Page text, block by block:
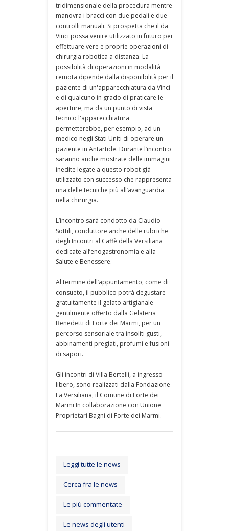
tridimensionale della procedura mentre
manovra i bracci con due pedali e due
controlli manuali. Si prospetta che il da
Vinci possa venire utilizzato in futuro per
effettuare vere e proprie operazioni di
chirurgia robotica a distanza. La
possibilità di operazioni in modalità
remota dipende dalla disponibilità per il
paziente di un'apparecchiatura da Vinci
e di qualcuno in grado di praticare le
aperture, ma da un punto di vista
tecnico l'apparecchiatura
permetterebbe, per esempio, ad un
medico negli Stati Uniti di operare un
paziente in Antartide. Durante l’incontro
saranno anche mostrate delle immagini
inedite legate a questo robot già
utilizzato con successo che rappresenta
una delle tecniche più all’avanguardia
nella chirurgia.
L’incontro sarà condotto da Claudio
Sottili, conduttore anche delle rubriche
degli Incontri al Caffè della Versiliana
dedicate all’enogastronomia e alla
Salute e Benessere.
Al termine dell’appuntamento, come di
consueto, il pubblico potrà degustare
gratuitamente il gelato artigianale
gentilmente offerto dalla Gelateria
Benedetti di Forte dei Marmi, per un
percorso sensoriale tra insoliti gusti,
abbinamenti pregiati, profumi e fusioni
di sapori.
Gli incontri di Villa Bertelli, a ingresso
libero, sono realizzati dalla Fondazione
La Versiliana, il Comune di Forte dei
Marmi In collaborazione con Unione
Proprietari Bagni di Forte dei Marmi.
Leggi tutte le news
Cerca fra le news
Le più commentate
Le news degli utenti